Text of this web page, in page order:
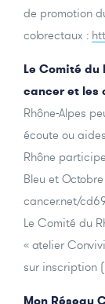
de promotion
colorectaux :
Le Comité du
cancer et les
Rhône-Alpes
écoute ou
Rhône
Bleu et Octobre
cancer.net/
Le Comité du
« atelier
sur inscription
Mon Réseau